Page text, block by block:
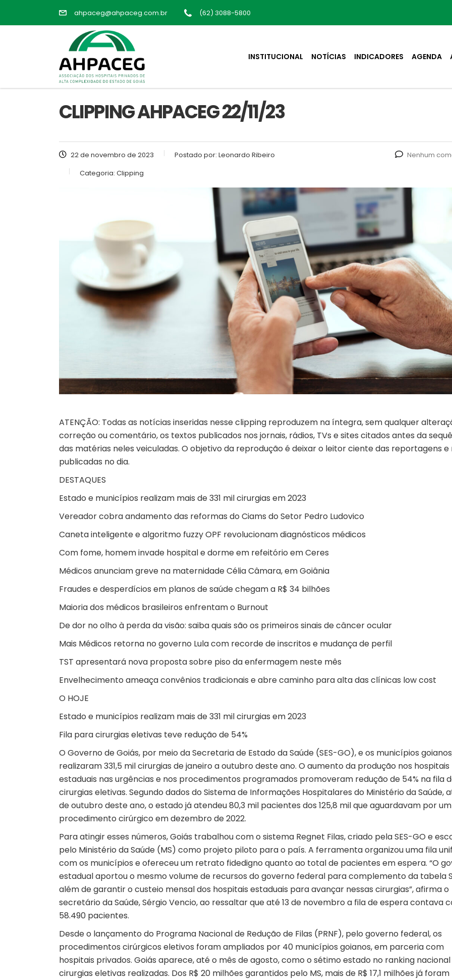
ahpaceg@ahpaceg.com.br (62) 3088-5800
INSTITUCIONAL NOTÍCIAS INDICADORES AGENDA
CLIPPING AHPACEG 22/11/23
22 de novembro de 2023 Postado por: Leonardo Ribeiro
Categoria: Clipping
Nenhum
ATENÇÃO: Todas as notícias inseridas nesse clipping reproduzem na íntegra, sem qualquer
correção ou comentário, os textos publicados nos jornais, rádios, TVs e sites citados antes da
das matérias neles veiculadas. O objetivo da reprodução é deixar o leitor ciente das reportagens e
publicadas no dia.
DESTAQUES
Estado e municípios realizam mais de 331 mil cirurgias em 2023
Vereador cobra andamento das reformas do Ciams do Setor Pedro Ludovico
Caneta inteligente e algoritmo fuzzy OPF revolucionam diagnósticos médicos
Com fome, homem invade hospital e dorme em refeitório em Ceres
Médicos anunciam greve na maternidade Célia Câmara, em Goiânia
Fraudes e desperdícios em planos de saúde chegam a R$ 34 bilhões
Maioria dos médicos brasileiros enfrentam o Burnout
De dor no olho à perda da visão: saiba quais são os primeiros sinais de câncer ocular
Mais Médicos retorna no governo Lula com recorde de inscritos e mudança de perfil
TST apresentará nova proposta sobre piso da enfermagem neste mês
Envelhecimento ameaça convênios tradicionais e abre caminho para alta das clínicas low cost
O HOJE
Estado e municípios realizam mais de 331 mil cirurgias em 2023
Fila para cirurgias eletivas teve redução de 54%
O Governo de Goiás, por meio da Secretaria de Estado da Saúde (SES-GO), e os municípios
realizaram 331,5 mil cirurgias de janeiro a outubro deste ano. O aumento da produção nos hospitais
estaduais nas urgências e nos procedimentos programados promoveram redução de 54% na fila
cirurgias eletivas. Segundo dados do Sistema de Informações Hospitalares do Ministério da Saúde,
de outubro deste ano, o estado já atendeu 80,3 mil pacientes dos 125,8 mil que aguardavam por um
procedimento cirúrgico em dezembro de 2022.
Para atingir esses números, Goiás trabalhou com o sistema Regnet Filas, criado pela SES-GO e
pelo Ministério da Saúde (MS) como projeto piloto para o país. A ferramenta organizou uma fila
com os municípios e ofereceu um retrato fidedigno quanto ao total de pacientes em espera. “O
estadual aportou o mesmo volume de recursos do governo federal para complemento da tabela
além de garantir o custeio mensal dos hospitais estaduais para avançar nessas cirurgias”, afirma o
secretário da Saúde, Sérgio Vencio, ao ressaltar que até 13 de novembro a fila de espera contava
58.490 pacientes.
Desde o lançamento do Programa Nacional de Redução de Filas (PRNF), pelo governo federal, os
procedimentos cirúrgicos eletivos foram ampliados por 40 municípios goianos, em parceria com
hospitais privados. Goiás aparece, até o mês de agosto, como o sétimo estado no ranking
cirurgias eletivas realizadas. Dos R$ 20 milhões garantidos pelo MS, mais de R$ 17,1 milhões já foram